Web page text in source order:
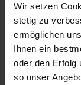
Wir setzen
stetig zu
ermöglichen
Ihnen ein
oder den Erfolg
so unser
Typische